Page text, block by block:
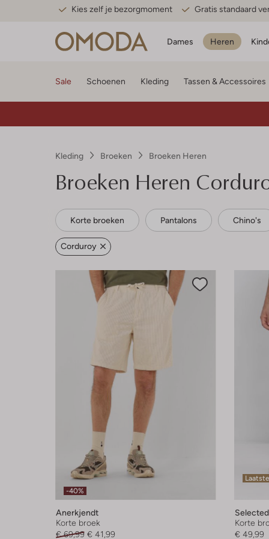
Kies zelf je bezorgmoment Gratis standaard
Dames Heren
Sale Schoenen Kleding Tassen & Accessoires
Kleding Broeken Broeken Heren
Broeken Heren
Korte broeken Pantalons Chino's
Corduroy
-40%
Anerkjendt
Korte broek
€ 69,99 € 41,99
Korte
€ 49,99